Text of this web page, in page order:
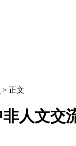
> 正文
人文交